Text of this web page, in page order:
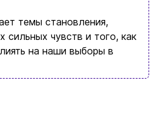
темы становления,
сильных чувств и того, как
на наши выборы в